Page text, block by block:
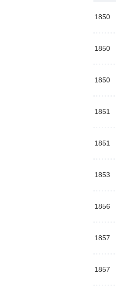
1850
1850
1850
1851
1851
1853
1856
1857
1857